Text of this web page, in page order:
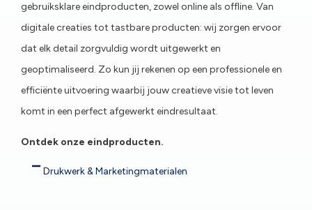
gebruiksklare eindproducten, zowel online als offline. Van
digitale creaties tot tastbare producten: wij zorgen ervoor
dat elk detail zorgvuldig wordt uitgewerkt en
geoptimaliseerd. Zo kun jij rekenen op een professionele en
efficiënte uitvoering waarbij jouw creatieve visie tot leven
komt in een perfect afgewerkt eindresultaat.
Ontdek onze eindproducten.
Drukwerk & Marketingmaterialen